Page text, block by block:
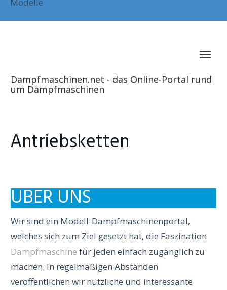
Dampfmaschinen.net - das Online-Portal rund
um Dampfmaschinen
Antriebsketten
ÜBER UNS
Wir sind ein Modell-Dampfmaschinenportal,
welches sich zum Ziel gesetzt hat, die Faszination
Dampfmaschine für jeden einfach zugänglich zu
machen. In regelmäßigen Abständen
veröffentlichen wir nützliche und interessante